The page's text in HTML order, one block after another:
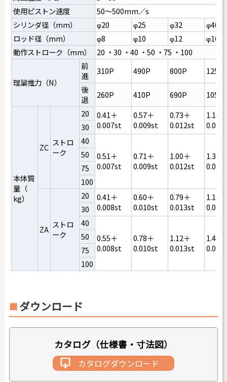
使用ピストン速度
50～500mm／s
シリンダ径（mm）
φ20 φ25 φ32
φ40
ロッド径（mm）
φ8 φ10 φ12
φ16
動作ストローク（mm）
20 ・30 ・40 ・50 ・75 ・100
理論推力（N）
前
進
310P 490P 800P
1250P
後
退
260P 410P 690P 1050P
本体質
量（
kg）
ZC ストロ
ーク
20
0.41＋
0.007st
0.57＋
0.009st
0.73＋
0.012st
1.10＋
30
40
0.51＋
0.007st
0.71＋
0.009st
1.00＋
0.012st
1.32＋
50
75
100
ZA ストロ
ーク
20
0.41＋
0.008st
0.60＋
0.010st
0.79＋
0.013st
1.16＋
30
40
0.55＋
0.008st
0.78＋
0.010st
1.12＋
0.013st
1.48＋
50
75
100
ダウンロード
カタログ（仕様書・寸法図）
カタログダウンロード